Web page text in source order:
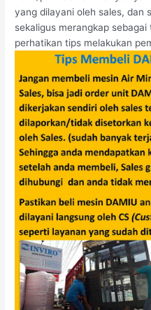
yang dilayani oleh sales, dan
sekaligus merangkap
perhatikan tips melakukan